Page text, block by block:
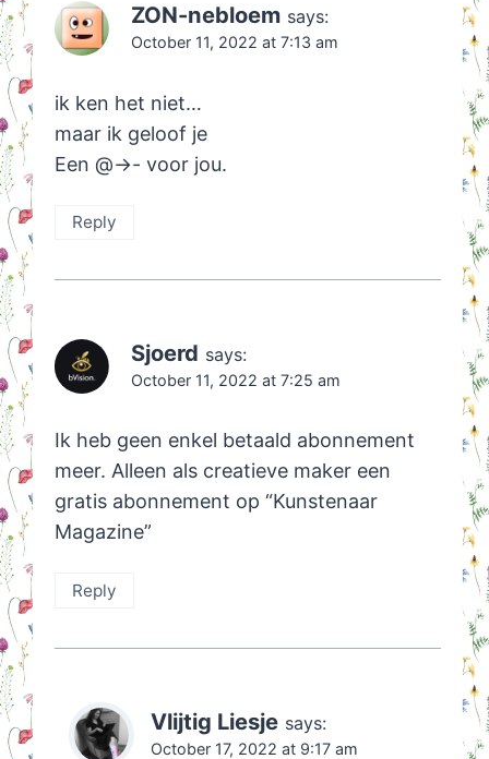
ZON-nebloem says:
October 11, 2022 at 7:13 am
ik ken het niet…
maar ik geloof je
Een @->- voor jou.
Reply
Sjoerd says:
October 11, 2022 at 7:25 am
Ik heb geen enkel betaald abonnement
meer. Alleen als creatieve maker een
gratis abonnement op “Kunstenaar
Magazine”
Reply
Vlijtig Liesje says:
October 17, 2022 at 9:17 am